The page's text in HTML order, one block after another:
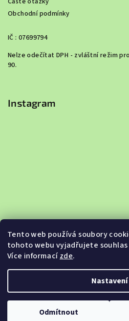
Tento web používá soubory
tohoto webu vyjadřujete
Více informacízde.
Nastavení
Odmítnout
Obchodní podmínky
IČ : 07699794
Nelze odečítat DPH - zvláštní režim
90.
Instagram
Sledovat na Instagramu
Jabkobazar.cz